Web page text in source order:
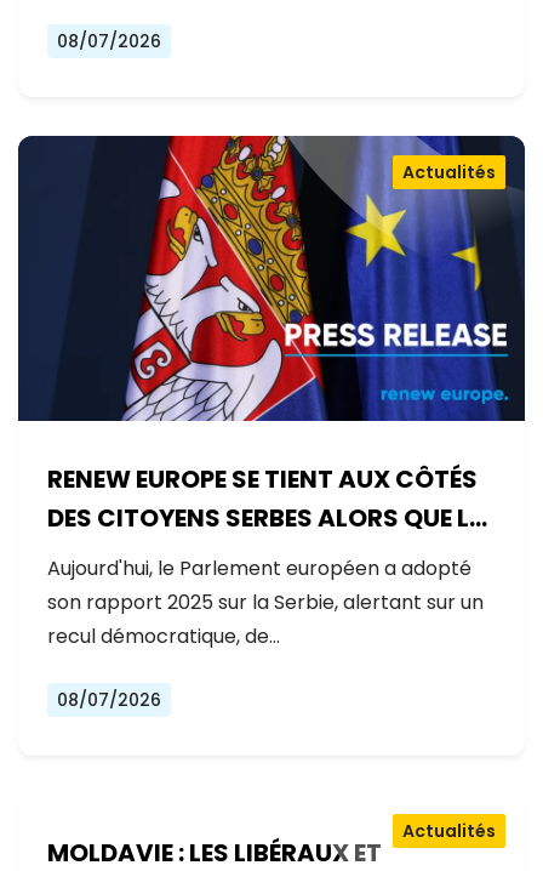
08/07/2026
RENEW EUROPE SE TIENT AUX CÔTÉS
DES CITOYENS SERBES ALORS QUE LE
GOUVERNEMENT RECULE SUR LES
RÉFORMES
Actualités
Aujourd'hui, le Parlement européen a adopté
son rapport 2025 sur la Serbie, alertant sur un
recul démocratique, de…
08/07/2026
MOLDAVIE : LES LIBÉRAUX ET
Actualités